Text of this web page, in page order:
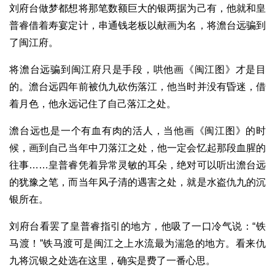
刘府台做梦都想将那笔数额巨大的银两据为己有，他就和皇
普睿借着寿宴定计，串通钱老板以献画为名，将澹台远骗到
了闽江府。
将澹台远骗到闽江府只是手段，哄他画《闽江图》才是目
的。澹台远四年前被仇九砍伤落江，他当时并没有昏迷，借
着月色，他永远记住了自己落江之处。
澹台远也是一个有血有肉的活人，当他画《闽江图》的时
候，画到自己当年中刀落江之处，他一定会忆起那段血腥的
往事……皇普睿凭着异常灵敏的耳朵，绝对可以听出澹台远
的犹豫之笔，而当年风子清的遇害之处，就是水盗仇九的沉
银所在。
刘府台看罢了皇普睿指引的地方，他吸了一口冷气说：“铁
马渡！”铁马渡可是闽江之上水流最为湍急的地方。看来仇
九将沉银之处选在这里，确实是费了一番心思。